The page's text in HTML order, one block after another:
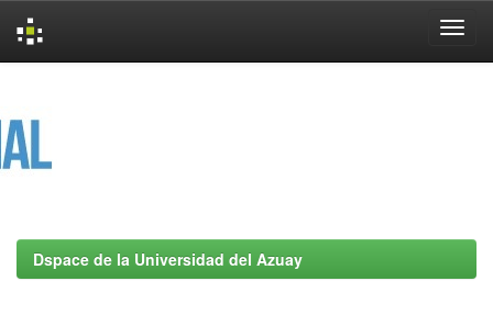
Dspace de la Universidad del Azuay